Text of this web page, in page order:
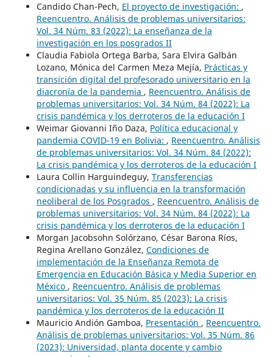
Candido Chan-Pech, El proyecto de investigación: ,
Reencuentro. Análisis de problemas universitarios:
Vol. 34 Núm. 83 (2022): La enseñanza de la
investigación en los posgrados II
Claudia Fabiola Ortega Barba, Sara Elvira Galbán
Lozano, Mónica del Carmen Meza Mejía, Prácticas y
transición digital del profesorado universitario en la
diacronía de la pandemia , Reencuentro. Análisis de
problemas universitarios: Vol. 34 Núm. 84 (2022): La
crisis pandémica y los derroteros de la educación I
Weimar Giovanni Iño Daza, Política educacional y
pandemia COVID-19 en Bolivia: , Reencuentro. Análisis
de problemas universitarios: Vol. 34 Núm. 84 (2022):
La crisis pandémica y los derroteros de la educación I
Laura Collin Harguindeguy, Transferencias
condicionadas y su influencia en la transformación
neoliberal de los Posgrados , Reencuentro. Análisis de
problemas universitarios: Vol. 34 Núm. 84 (2022): La
crisis pandémica y los derroteros de la educación I
Morgan Jacobsohn Solórzano, César Barona Ríos,
Regina Arellano González, Condiciones de
implementación de la Enseñanza Remota de
Emergencia en Educación Básica y Media Superior en
México , Reencuentro. Análisis de problemas
universitarios: Vol. 35 Núm. 85 (2023): La crisis
pandémica y los derroteros de la educación II
Mauricio Andión Gamboa, Presentación , Reencuentro.
Análisis de problemas universitarios: Vol. 35 Núm. 86
(2023): Universidad, planta docente y cambio